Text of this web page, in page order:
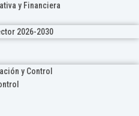
y Financiera
2026-2030
y Control